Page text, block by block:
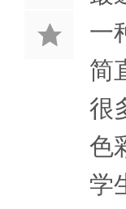
一
简
很
色
学